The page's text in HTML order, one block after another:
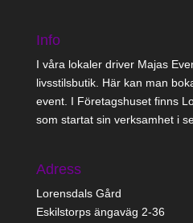
Info
I våra lokaler driver Majas
livsstilsbutik. Här kan man
event. I Företagshuset finns
som startat sin verksamhet i
Adress
Lorensdals Gård
Eskilstorps ängaväg 2-36